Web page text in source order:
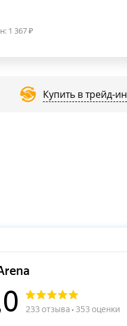
1 367₽
Купить в трейд-ин